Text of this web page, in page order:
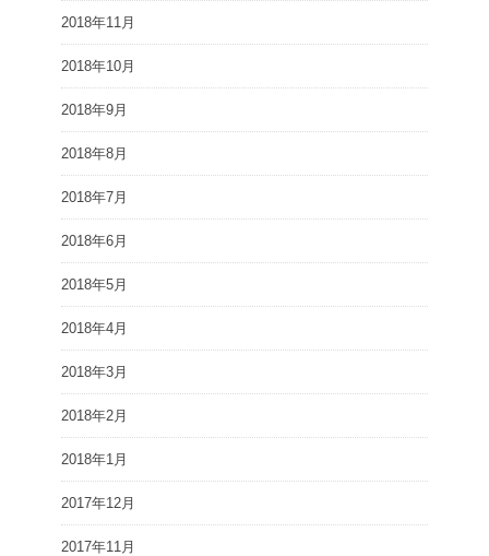
2018年11月
2018年10月
2018年9月
2018年8月
2018年7月
2018年6月
2018年5月
2018年4月
2018年3月
2018年2月
2018年1月
2017年12月
2017年11月